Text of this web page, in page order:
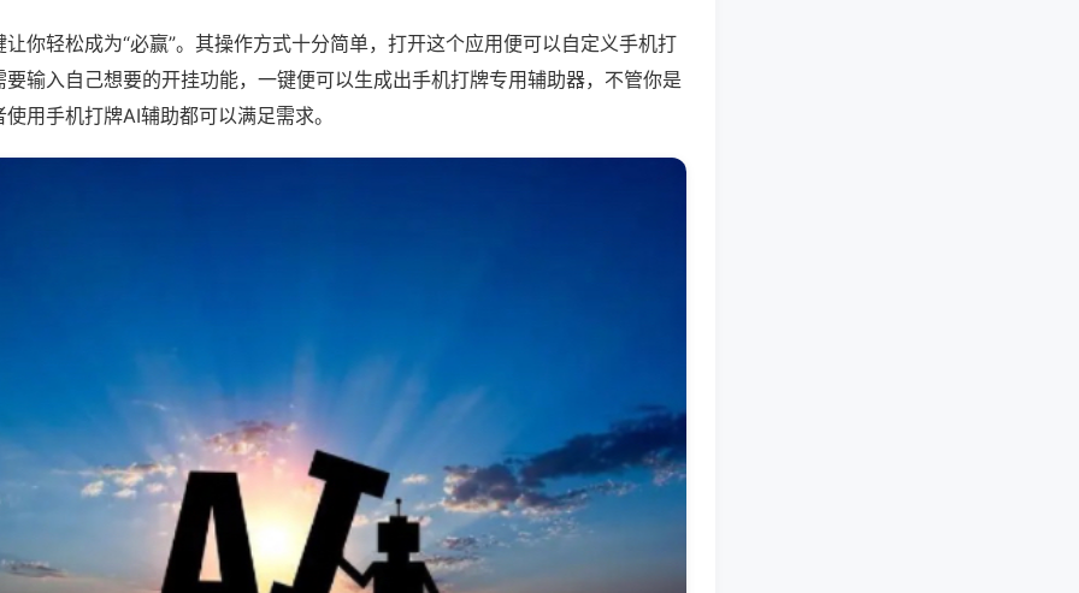
你轻松成为“必赢”。其操作方式十分简单，打开这个应用便可以自定义手机打
输入自己想要的开挂功能，一键便可以生成出手机打牌专用辅助器，不管你是
用手机打牌AI辅助都可以满足需求。